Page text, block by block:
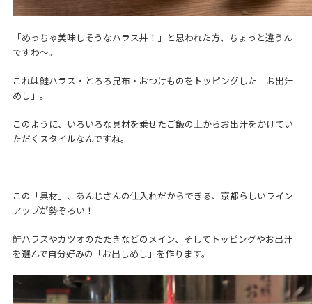
「めっちゃ美味しそうなハラス丼！」と思われた方、ちょっと違うん
ですわ～。
これは鮭ハラス・とろろ昆布・おつけものをトッピングした「お出汁
めし」。
このように、いろいろな具材を乗せたご飯の上からお出汁をかけてい
ただくスタイルなんですね。
この「具材」、あんじさんの仕入れだからできる、京都らしいライン
アップが勢ぞろい！
鮭ハラスやカツオのたたきなどのメイン、そしてトッピングやお出汁
を選んで自分好みの「お出しめし」を作ります。